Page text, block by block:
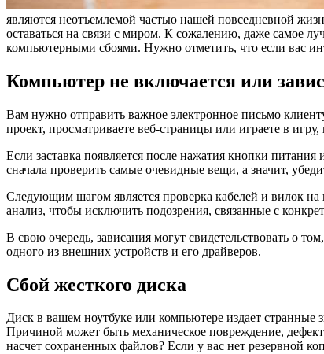
являются неотъемлемой частью нашей повседневной
оставаться на связи с миром. К сожалению, даже самое
компьютерными сбоями. Нужно отметить, что если вас
Компьютер не включается или
Вам нужно отправить важное электронное письмо
проект, просматриваете веб-страницы или играете в
Если заставка появляется после нажатия кнопки
сначала проверить самые очевидные вещи, а значит,
Следующим шагом является проверка кабелей и вилок
анализ, чтобы исключить подозрения, связанные с
В свою очередь, зависания могут свидетельствовать о
одного из внешних устройств и его драйверов.
Сбой жесткого диска
Диск в вашем ноутбуке или компьютере издает
Причиной может быть механическое повреждение,
насчет сохраненных файлов? Если у вас нет резервной